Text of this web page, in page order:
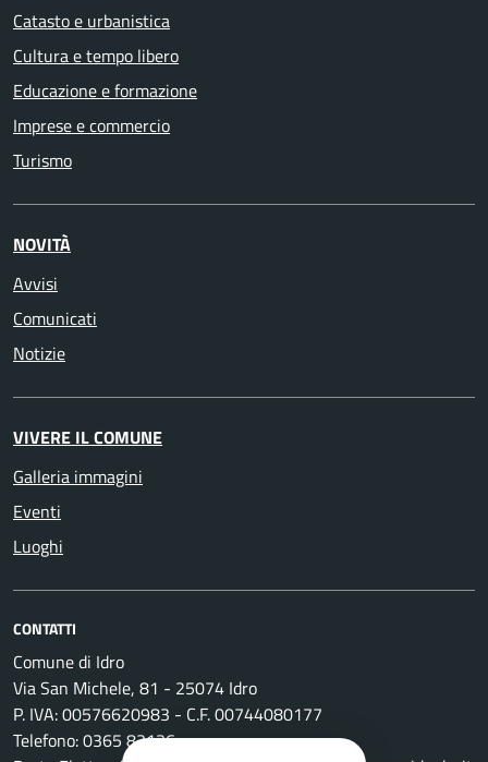
Catasto e urbanistica
Cultura e tempo libero
Educazione e formazione
Imprese e commercio
Turismo
NOVITÀ
Avvisi
Comunicati
Notizie
VIVERE IL COMUNE
Galleria immagini
Eventi
Luoghi
CONTATTI
Comune di Idro
Via San Michele, 81 - 25074 Idro
P. IVA: 00576620983 - C.F. 00744080177
Telefono: 0365 83136